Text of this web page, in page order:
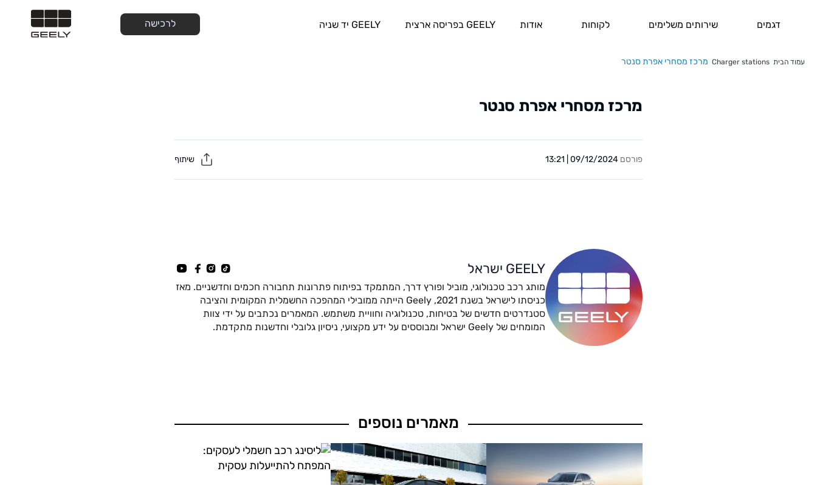
דגמים שירותים משלימים לקוחות אודות GEELY בפריסה ארצית GEELY יד שניה לרכישה
עמוד הבית Charger stations מרכז מסחרי אפרת סנטר
מרכז מסחרי אפרת סנטר
פורסם 09/12/2024 | 13:21
GEELY ישראל
מותג רכב טכנולוגי, מוביל ופורץ דרך, המתמקד בפיתוח פתרונות תחבורה חכמים וחדשניים. מאז
כניסתו לישראל בשנת 2021, Geely הייתה ממובילי המהפכה החשמלית המקומית והציבה
סטנדרטים חדשים של בטיחות, טכנולוגיה וחוויית משתמש. המאמרים נכתבים על ידי צוות
המומחים של Geely ישראל ומבוססים על ידע מקצועי, ניסיון גלובלי וחדשנות מתקדמת.
מאמרים נוספים